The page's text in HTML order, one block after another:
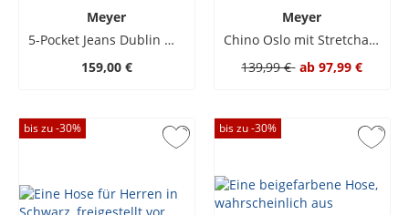
Meyer
5-Pocket Jeans Dublin mit Stretch
159,00 €
Meyer
Chino Oslo mit Stretchanteil und Traveller-Dehnbund
139,99 € ab 97,99 €
bis zu -30% bis zu -30%